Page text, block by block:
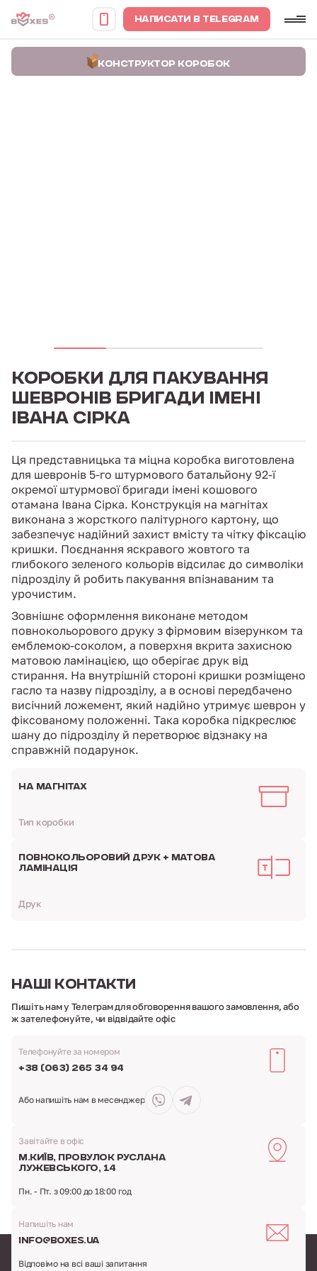
НАПИСАТИ В TELEGRAM
КОНСТРУКТОР КОРОБОК
КОРОБКИ ДЛЯ ПАКУВАННЯ
ШЕВРОНІВ БРИГАДИ ІМЕНІ
ІВАНА СІРКА
Ця представницька та міцна коробка виготовлена
для шевронів 5-го штурмового батальйону 92-ї
окремої штурмової бригади імені кошового
отамана Івана Сірка. Конструкція на магнітах
виконана з жорсткого палітурного картону, що
забезпечує надійний захист вмісту та чітку фіксацію
кришки. Поєднання яскравого жовтого та
глибокого зеленого кольорів відсилає до символіки
підрозділу й робить пакування впізнаваним та
урочистим.
Зовнішнє оформлення виконане методом
повнокольорового друку з фірмовим візерунком та
емблемою-соколом, а поверхня вкрита захисною
матовою ламінацією, що оберігає друк від
стирання. На внутрішній стороні кришки розміщено
гасло та назву підрозділу, а в основі передбачено
висічний ложемент, який надійно утримує шеврон у
фіксованому положенні. Така коробка підкреслює
шану до підрозділу й перетворює відзнаку на
справжній подарунок.
НА МАГНІТАХ
Тип коробки
ПОВНОКОЛЬОРОВИЙ ДРУК + МАТОВА
ЛАМІНАЦІЯ
Друк
НАШІ КОНТАКТИ
Пишіть нам у Телеграм для обговорення вашого замовлення,або
ж зателефонуйте, чи відвідайте офіс
Телефонуйте за номером
+38 (063) 265 34 94
Або напишіть нам в месенджер
Завітайте в офіс
м.Київ,провулок Руслана
Лужевського, 14
Пн. - Пт. з 09:00 до 18:00 год
Напишіть нам
info@boxes.ua
Відповімо на всі ваші запитання